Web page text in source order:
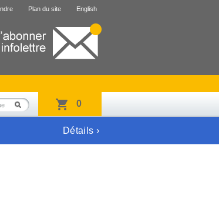
Plan du site English
0
Détails ›